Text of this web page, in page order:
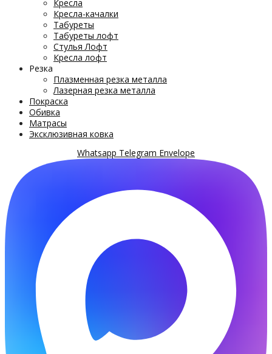
Кресла
Кресла-качалки
Табуреты
Табуреты лофт
Стулья Лофт
Кресла лофт
Резка
Плазменная резка металла
Лазерная резка металла
Покраска
Обивка
Матрасы
Эксклюзивная ковка
Whatsapp Telegram Envelope